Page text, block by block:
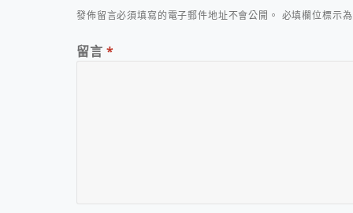
發佈留言必須填寫的電子郵件地址不會公開。 必填欄位標示
留言 *